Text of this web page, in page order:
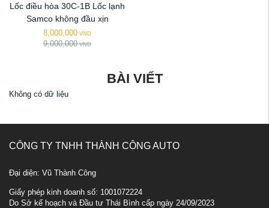
Lốc điều hòa 30C-1B Lốc lạnh
Samco không đầu xịn
8,000,000 VND
9,000,000 VND
BÀI VIẾT
Không có dữ liệu
CÔNG TY TNHH THÀNH CÔNG AUTO
Đại diện: Vũ Thành Công
Giấy phép kinh doanh số: 1001072224
Do Sở kế hoạch và Đầu tư Thái Bình cấp ngày 24/09/2023